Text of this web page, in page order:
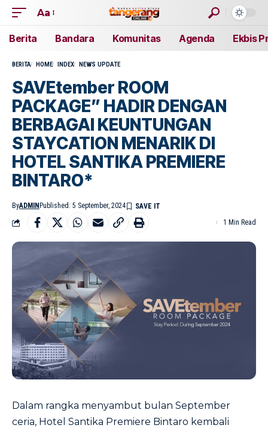
Aa
Berita Bandara Komunitas Agenda Ekbis
BERITA HOME INDEX NEWS UPDATE
SAVEtember ROOM
PACKAGE” HADIR DENGAN
BERBAGAI KEUNTUNGAN
STAYCATION MENARIK DI
HOTEL SANTIKA PREMIERE
BINTARO*
ByADMIN Published: 5 September, 2024
1 Min Read
Dalam rangka menyambut bulan September
ceria, Hotel Santika Premiere Bintaro kembali